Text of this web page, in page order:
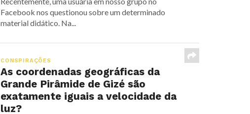
Facebook nos questionou sobre um determinado
material didático. Na...
CONSPIRAÇÕES
As coordenadas geográficas da
Grande Pirâmide de Gizé são
exatamente iguais a velocidade da
luz?